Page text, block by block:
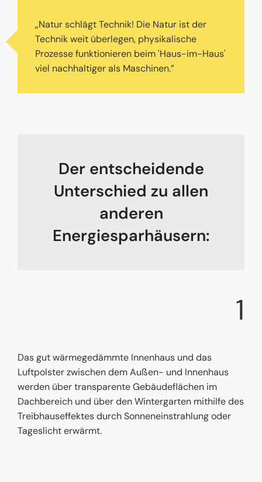
„Natur schlägt Technik! Die Natur ist der
Technik weit überlegen, physikalische
Prozesse funktionieren beim 'Haus-im-Haus'
viel nachhaltiger als Maschinen.”
Der entscheidende
Unterschied zu allen
anderen
Energiesparhäusern:
1
Das gut wärmegedämmte Innenhaus und das
Luftpolster zwischen dem Außen- und Innenhaus
werden über transparente Gebäudeflächen im
Dachbereich und über den Wintergarten mithilfe des
Treibhauseffektes durch Sonneneinstrahlung oder
Tageslicht erwärmt.